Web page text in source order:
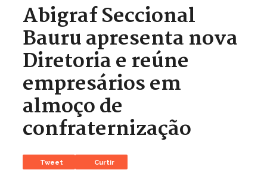
Abigraf Seccional
Bauru apresenta nova
Diretoria e reúne
empresários em
almoço de
confraternização
Tweet Curtir